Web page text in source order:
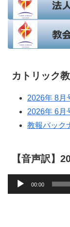
カトリック
2026年 8
2026年 6
教報バック
【音声訳】
声
00:00